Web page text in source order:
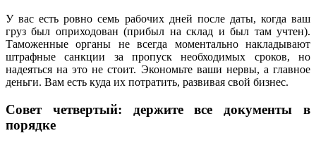
У вас есть ровно семь рабочих дней после даты, когда ваш
груз был оприходован (прибыл на склад и был там учтен).
Таможенные органы не всегда моментально накладывают
штрафные санкции за пропуск необходимых сроков, но
надеяться на это не стоит. Экономьте ваши нервы, а главное
деньги. Вам есть куда их потратить, развивая свой бизнес.
Совет четвертый: держите все документы в
порядке